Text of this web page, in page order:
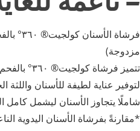
فرشاة
مزدوجة)
لتوفير عناية لطيفة للأسنان
شاملًا يتجاوز الأسنان ليشمل كامل
*مقارنةً بفرشاة الأسنان اليدوية